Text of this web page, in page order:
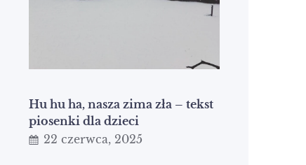
Hu hu ha, nasza zima zła – tekst
piosenki dla dzieci
22 czerwca, 2025